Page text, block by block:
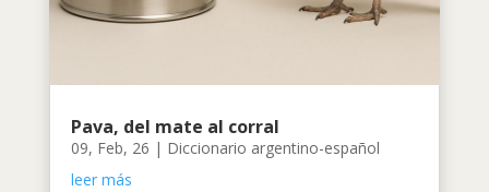
Pava, del mate al corral
09, Feb, 26 | Diccionario argentino-español
leer más